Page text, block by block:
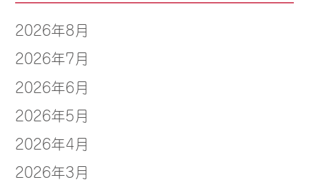
2026年8月
2026年7月
2026年6月
2026年5月
2026年4月
2026年3月